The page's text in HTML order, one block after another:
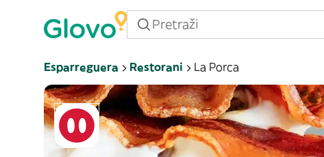
Esparreguera Restorani La Porca